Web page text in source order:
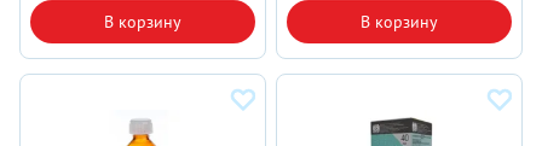
В корзину В корзину